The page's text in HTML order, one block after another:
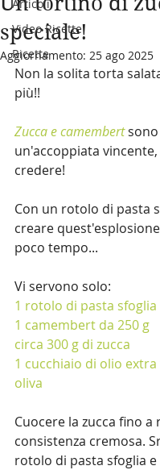
Articoli
Video Ricette
Ricette
speciale!
Aggiornamento: 25 ago 2025
Non la solita torta
più!!
Zucca e camembertsono
un'accoppiata
credere!
Con un rotolo di pasta
creare
poco tempo...
Vi servono solo:
1 rotolo di pasta sfoglia
1 camembert da 250 g
circa 300 g di zucca
1 cucchiaio di olio
oliva
Cuocere la zucca fino a
consistenza cremosa.
rotolo di pasta sfoglia